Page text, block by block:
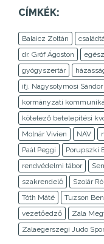
CÍMKÉK:
Balaicz Zoltán
dr. Gróf Ágoston
gyógyszertár
ifj. Nagysolymosi Sándor
kormányzati
kötelező betelepítési
Molnár Vivien
NAV
Paál Peggi
Porupszki
rendvédelmi tábor
szakrendelő
Szolár
Tóth Máté
Tuzson
vezetőedző
Zala
Zalaegerszegi Judo